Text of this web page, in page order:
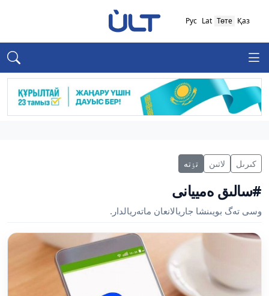
Қаз
Төте
Lat
Рус
كىرىل لاتىن تٶتە
#سالىق ەمييانى
وسى تەگ بويىنشا جاريالانعان ماتەريالدار.